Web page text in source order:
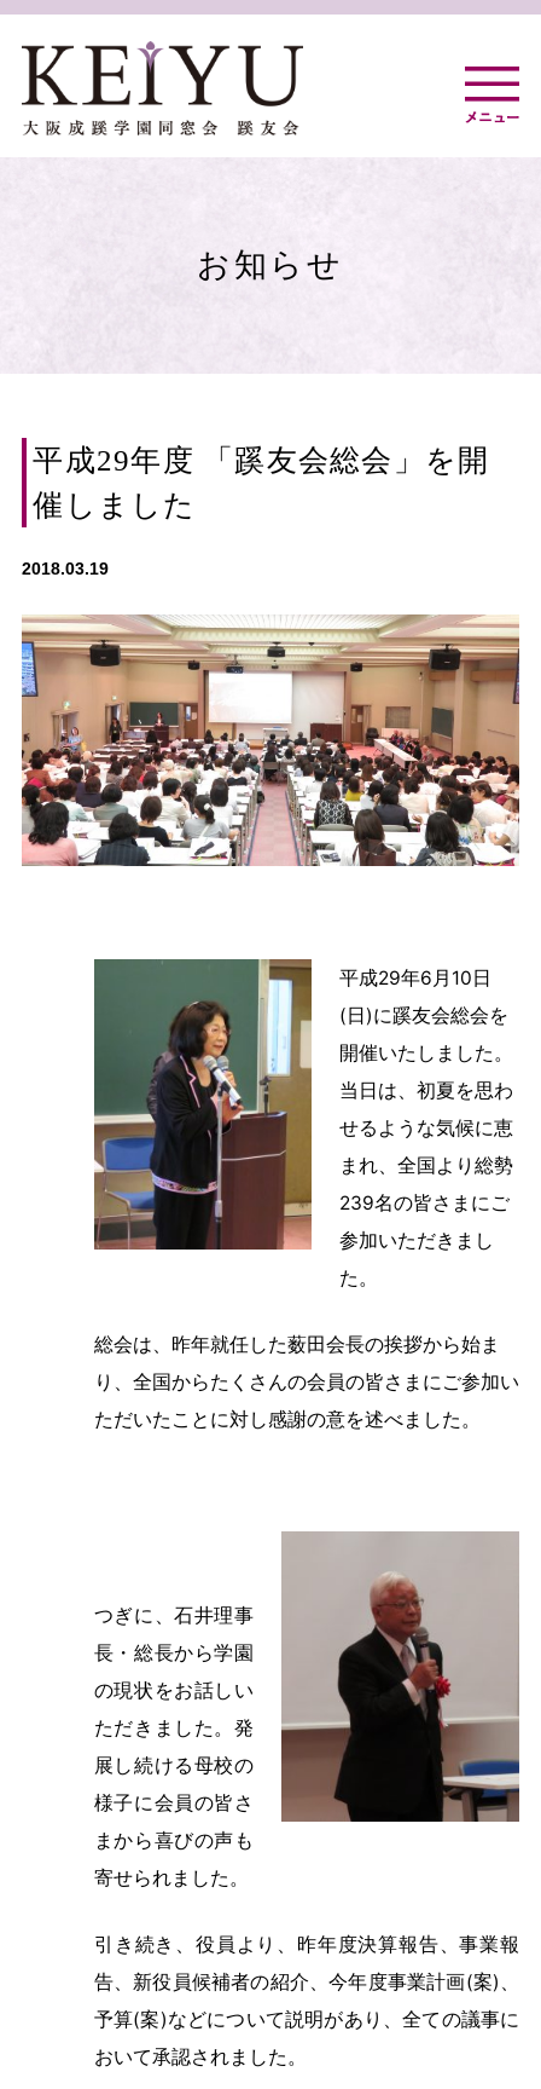
お知らせ
平成29年度 「蹊友会総会」を開
催しました
2018.03.19
平成29年6月10日
(日)に蹊友会総会を
開催いたしました。
当日は、初夏を思わ
せるような気候に恵
まれ、全国より総勢
239名の皆さまにご
参加いただきまし
た。
総会は、昨年就任した薮田会長の挨拶から始ま
り、全国からたくさんの会員の皆さまにご参加い
ただいたことに対し感謝の意を述べました。
つぎに、石井理事
長・総長から学園
の現状をお話しい
ただきました。発
展し続ける母校の
様子に会員の皆さ
まから喜びの声も
寄せられました。
引き続き、役員より、昨年度決算報告、事業報
告、新役員候補者の紹介、今年度事業計画(案)、
予算(案)などについて説明があり、全ての議事に
おいて承認されました。